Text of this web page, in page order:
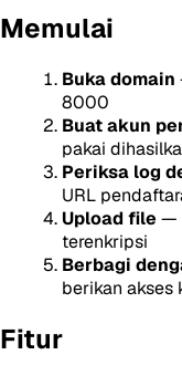
Memulai
Buka domain
8000
Buat akun
pakai
Periksa log
URL
Upload file —
terenkripsi
Berbagi
berikan akses
Fitur